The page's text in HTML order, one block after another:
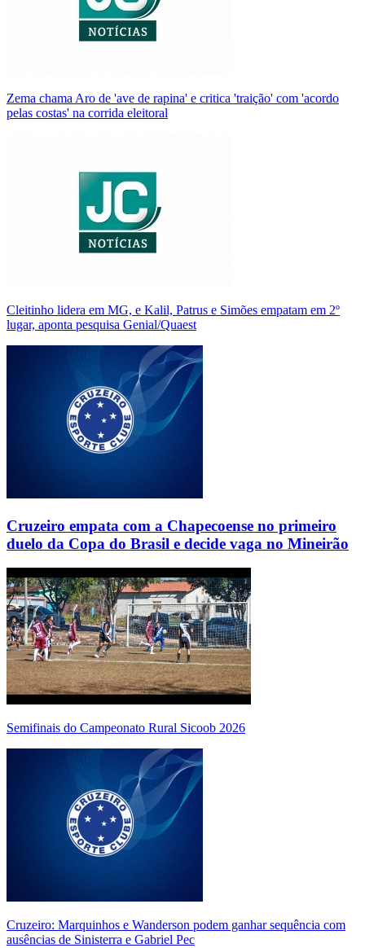
Zema chama Aro de 'ave de rapina' e critica 'traição' com 'acordo
pelas costas' na corrida eleitoral
Cleitinho lidera em MG, e Kalil, Patrus e Simões empatam em 2º
lugar, aponta pesquisa Genial/Quaest
Cruzeiro empata com a Chapecoense no primeiro
duelo da Copa do Brasil e decide vaga no Mineirão
Semifinais do Campeonato Rural Sicoob 2026
Cruzeiro: Marquinhos e Wanderson podem ganhar sequência com
ausências de Sinisterra e Gabriel Pec